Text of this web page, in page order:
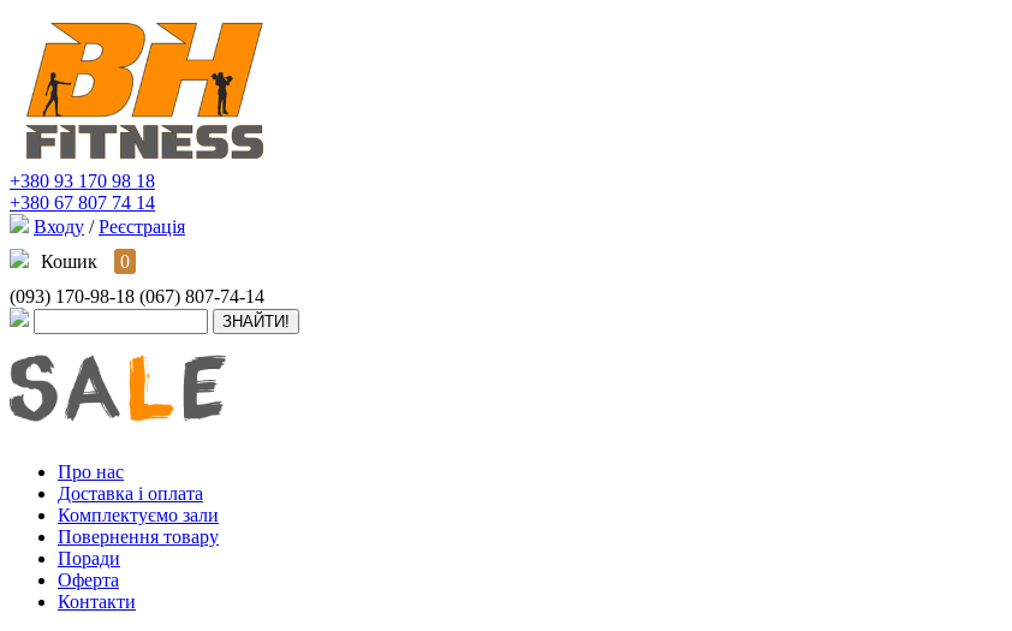
+380 93 170 98 18
+380 67 807 74 14
Входу / Реєстрація
Кошик
0
(093) 170-98-18 (067) 807-74-14
Про нас
Доставка і оплата
Комплектуємо зали
Повернення товару
Поради
Оферта
Контакти